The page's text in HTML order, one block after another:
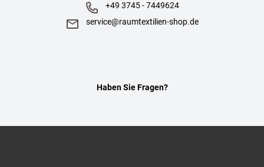
Haben Sie Fragen?
+49 3745 - 7449624
service@raumtextilien-shop.de